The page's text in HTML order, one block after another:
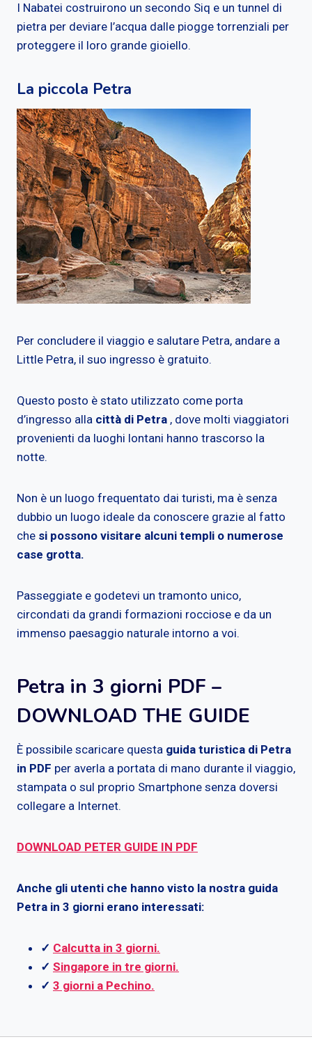
I Nabatei costruirono un secondo Siq e un tunnel di
pietra per deviare l’acqua dalle piogge torrenziali per
proteggere il loro grande gioiello.
La piccola Petra
Per concludere il viaggio e salutare Petra, andare a
Little Petra, il suo ingresso è gratuito.
Questo posto è stato utilizzato come porta
d’ingresso alla città di Petra , dove molti viaggiatori
provenienti da luoghi lontani hanno trascorso la
notte.
Non è un luogo frequentato dai turisti, ma è senza
dubbio un luogo ideale da conoscere grazie al fatto
che si possono visitare alcuni templi o numerose
case grotta.
Passeggiate e godetevi un tramonto unico,
circondati da grandi formazioni rocciose e da un
immenso paesaggio naturale intorno a voi.
Petra in 3 giorni PDF –
DOWNLOAD THE GUIDE
È possibile scaricare questa guida turistica di Petra
in PDF per averla a portata di mano durante il viaggio,
stampata o sul proprio Smartphone senza doversi
collegare a Internet.
DOWNLOAD PETER GUIDE IN PDF
Anche gli utenti che hanno visto la nostra guida
Petra in 3 giorni erano interessati:
✓ Calcutta in 3 giorni.
✓ Singapore in tre giorni.
✓ 3 giorni a Pechino.